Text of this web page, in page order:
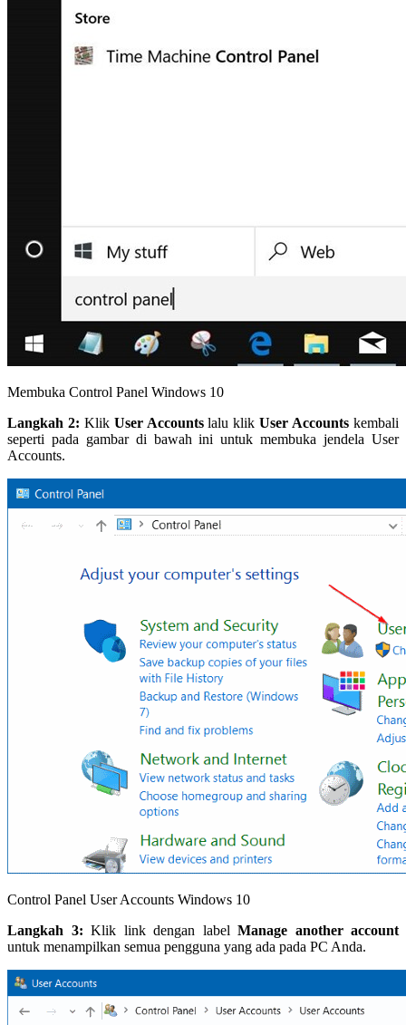
Membuka Control Panel Windows 10
Langkah 2: Klik User Accountslalu klikUser Accounts kembali
seperti pada gambar di bawah ini untuk membuka jendela User
Accounts.
Control Panel User Accounts Windows 10
Langkah 3: Klik link dengan label Manage another account
untuk menampilkan semua pengguna yang ada pada PC Anda.